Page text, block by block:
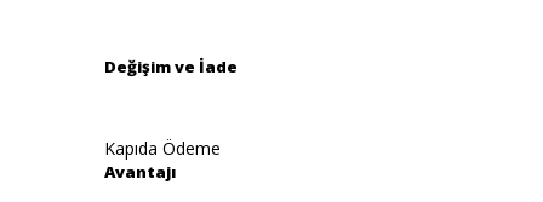
Değişim ve İade
Kapıda Ödeme
Avantajı